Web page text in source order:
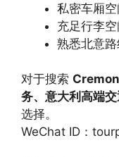
私密车厢
充足行李
熟悉北意
对于搜索
务、意大利高端
选择。
WeChat ID：